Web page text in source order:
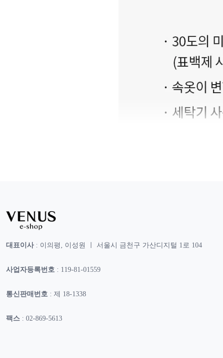
대표이사: 이의평, 이성원 ㅣ 서울시 금천구 가산디지털 1로 104
사업자등록번호 : 119-81-01559
통신판매번호 : 제 18-1338
팩스 : 02-869-5613